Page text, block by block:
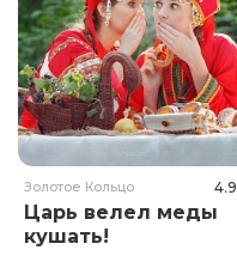
Золотое Кольцо 4.9
Царь велел меды
кушать!